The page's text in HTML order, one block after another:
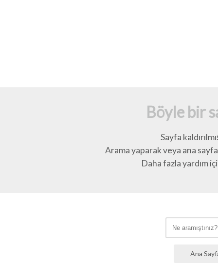
Böyle bir
Sayfa
Arama yaparak veya ana
Daha fazla yardım
Ana